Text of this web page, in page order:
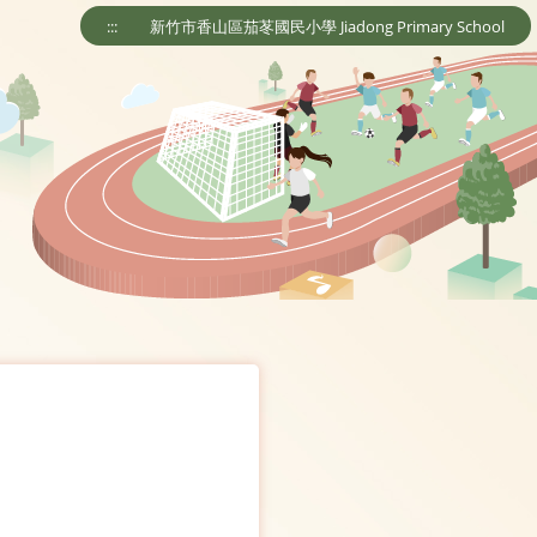
::: 新竹市香山區茄苳國民小學 Jiadong Primary School